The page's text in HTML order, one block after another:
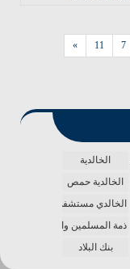
7
11
»
الخالدية
الخالدية حمص
الخالدي مستشفى
ذمة المسلمين واحدة
بنك البلاد